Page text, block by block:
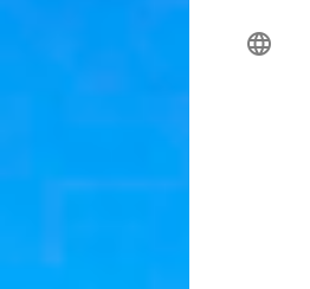
language